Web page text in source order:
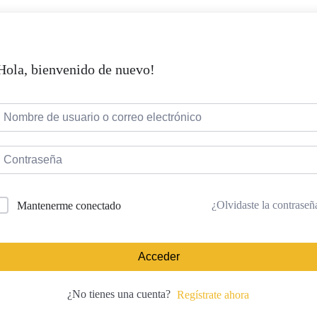
bienvenido de nuevo!
Mantenerme conectado ¿Olvidaste la
Acceder
¿No tienes una cuenta? Regístrate ahora